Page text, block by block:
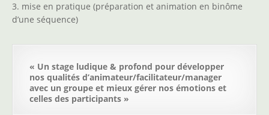
3. mise en pratique (préparation et animation en binôme
d’une séquence)
« Un stage ludique & profond pour développer
nos qualités d’animateur/facilitateur/manager
avec un groupe et mieux gérer nos émotions et
celles des participants »